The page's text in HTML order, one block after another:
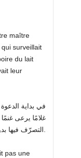
maître
surveillait
du lait
leur
في بداية
غلامًا يرعى
pas une